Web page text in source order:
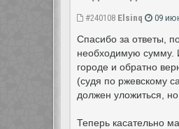
#240108 Elsinq 09
Спасибо за ответы,
необходимую сумму.
городе и обратно
(судя по ржевскому
должен уложиться,
Теперь касательно